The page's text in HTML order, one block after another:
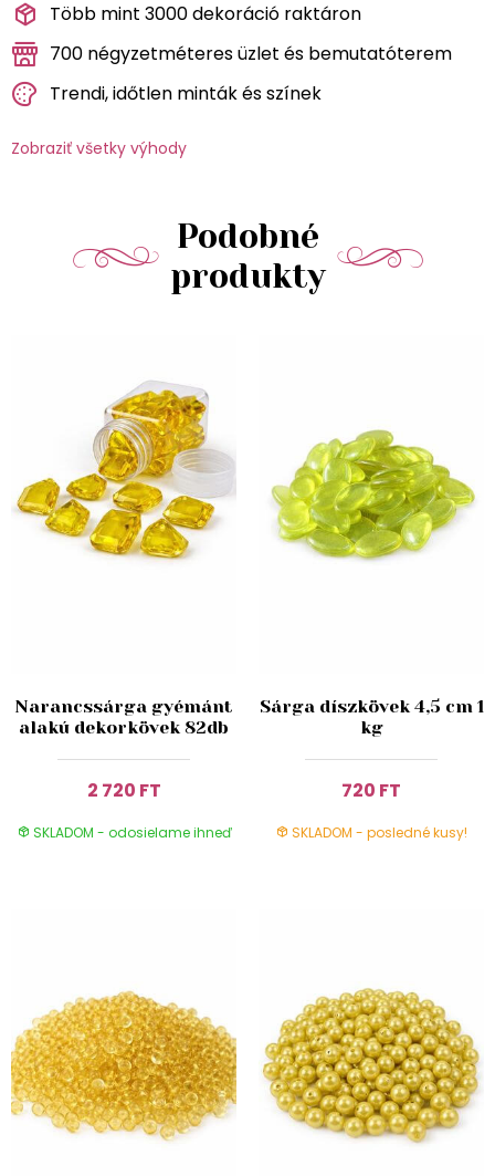
Több mint 3000 dekoráció raktáron
700 négyzetméteres üzlet és bemutatóterem
Trendi, időtlen minták és színek
Zobraziť všetky výhody
Podobné
produkty
Narancssárga gyémánt
alakú dekorkövek 82db
2 720 FT
SKLADOM - odosielame ihneď
Sárga díszkövek 4,5 cm 1
kg
720 FT
SKLADOM - posledné kusy!